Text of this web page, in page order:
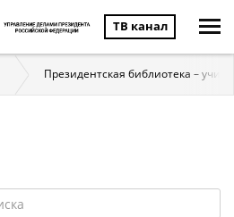
ТВ канал
Президентская библиотека –